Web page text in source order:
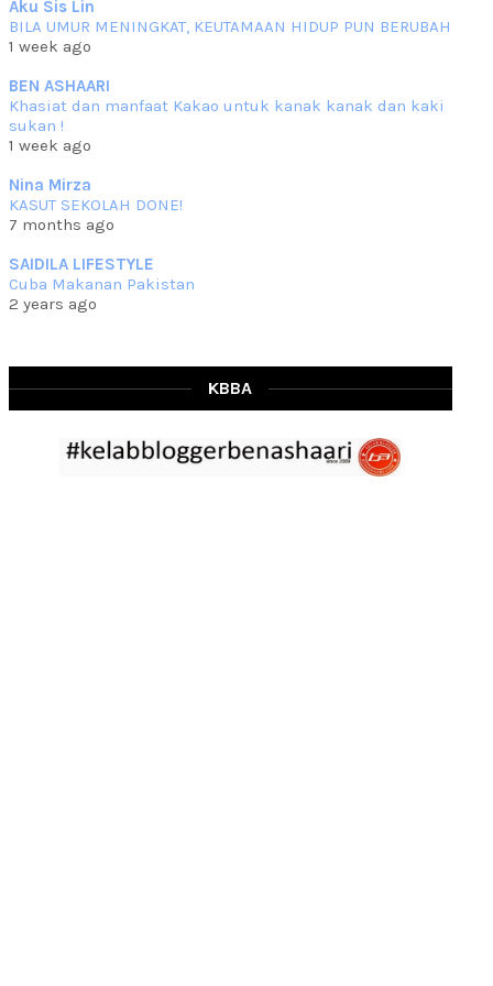
RESIPI KURMA AYAM MERAH
Assalammualaikum, salam semua. Hari ni 4 Zulhijjah 1444 Hijrah,
Jun 23 2023
RESIPI SAMBAL PARU
Assalammualaikum, salam sejahtera semua. Lama betul che mat tak
Jun 20 2023
RESIPI PISANG MUDA MASAK LEMAK
lemak ni che mat... read more
Mar 07 2023
RESIPI BAMIA KAMBING
Assalammualaikum, salam Ahad semua. Dah beberapa hari cuaca
asyik hujan saja di... read more
Aku Sis Lin
BILA UMUR MENINGKAT, KEUTAMAAN HIDUP PUN BERUBAH
1 week ago
BEN ASHAARI
Khasiat dan manfaat Kakao untuk kanak kanak dan kaki
sukan !
1 week ago
Nina Mirza
KASUT SEKOLAH DONE!
7 months ago
SAIDILA LIFESTYLE
Cuba Makanan Pakistan
2 years ago
KBBA